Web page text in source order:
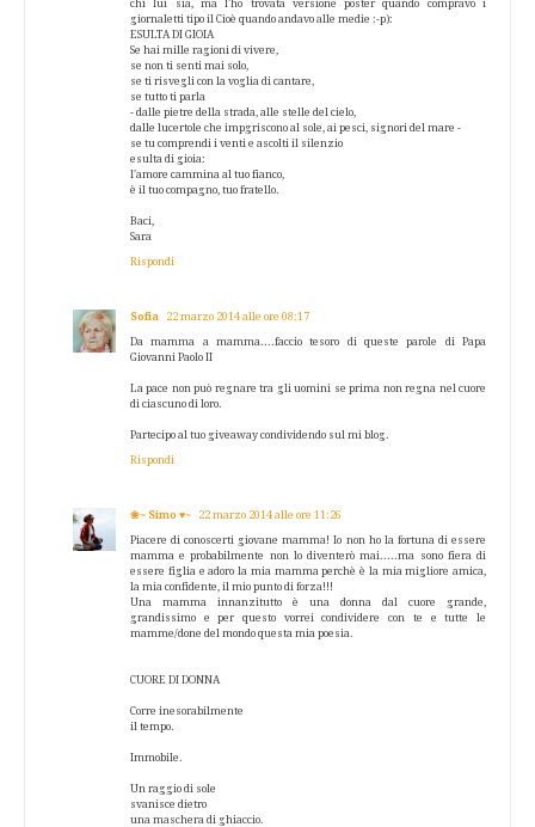
chi lui sia, ma l'ho trovata versione poster quando compravo i
giornaletti tipo il Cioè quando andavo alle medie :-p):
ESULTA DI GIOIA
Se hai mille ragioni di vivere,
se non ti senti mai solo,
se ti risvegli con la voglia di cantare,
se tutto ti parla
- dalle pietre della strada, alle stelle del cielo,
dalle lucertole che impgriscono al sole, ai pesci, signori del mare -
se tu comprendi i venti e ascolti il silenzio
esulta di gioia:
l'amore cammina al tuo fianco,
è il tuo compagno, tuo fratello.
Baci,
Sara
Rispondi
Sofia 22 marzo 2014 alle ore 08:17
Da mamma a mamma....faccio tesoro di queste parole di Papa
Giovanni Paolo II
La pace non può regnare tra gli uomini se prima non regna nel cuore
di ciascuno di loro.
Partecipo al tuo giveaway condividendo sul mi blog.
Rispondi
❀~ Simo ♥~ 22 marzo 2014 alle ore 11:26
Piacere di conoscerti giovane mamma! Io non ho la fortuna di essere
mamma e probabilmente non lo diventerò mai.....ma sono fiera di
essere figlia e adoro la mia mamma perchè è la mia migliore amica,
la mia confidente, il mio punto di forza!!!
Una mamma innanzitutto è una donna dal cuore grande,
grandissimo e per questo vorrei condividere con te e tutte le
mamme/done del mondo questa mia poesia.
CUORE DI DONNA
Corre inesorabilmente
il tempo.
Immobile.
Un raggio di sole
svanisce dietro
una maschera di ghiaccio.